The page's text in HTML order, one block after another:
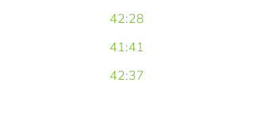
42:28
41:41
42:37